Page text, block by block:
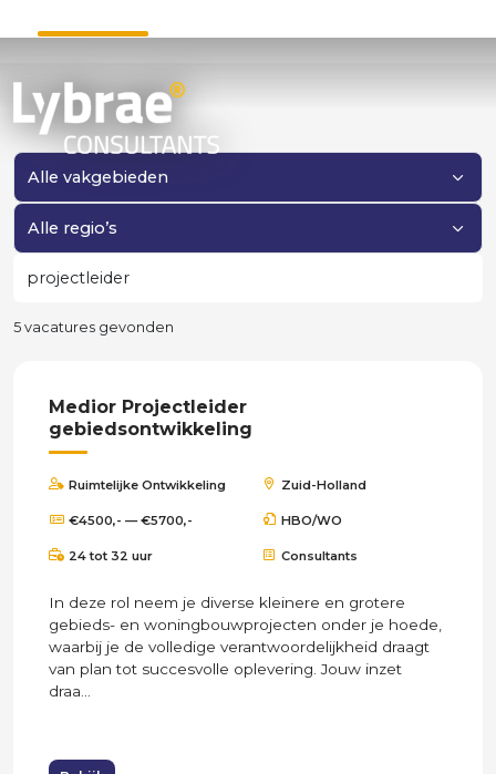
Filter op vakgebied
Filter op regio
Zoeken
5 vacatures gevonden
Medior Projectleider
gebiedsontwikkeling
Ruimtelijke Ontwikkeling Zuid-Holland
€4500,- — €5700,- HBO/WO
24 tot 32 uur Consultants
In deze rol neem je diverse kleinere en grotere
gebieds- en woningbouwprojecten onder je hoede,
waarbij je de volledige verantwoordelijkheid draagt
van plan tot succesvolle oplevering. Jouw inzet
draa...